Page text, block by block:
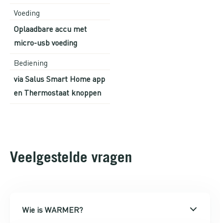
Voeding
Oplaadbare accu met
micro-usb voeding
Bediening
via Salus Smart Home app
en Thermostaat knoppen
Veelgestelde vragen
Wie is WARMER?